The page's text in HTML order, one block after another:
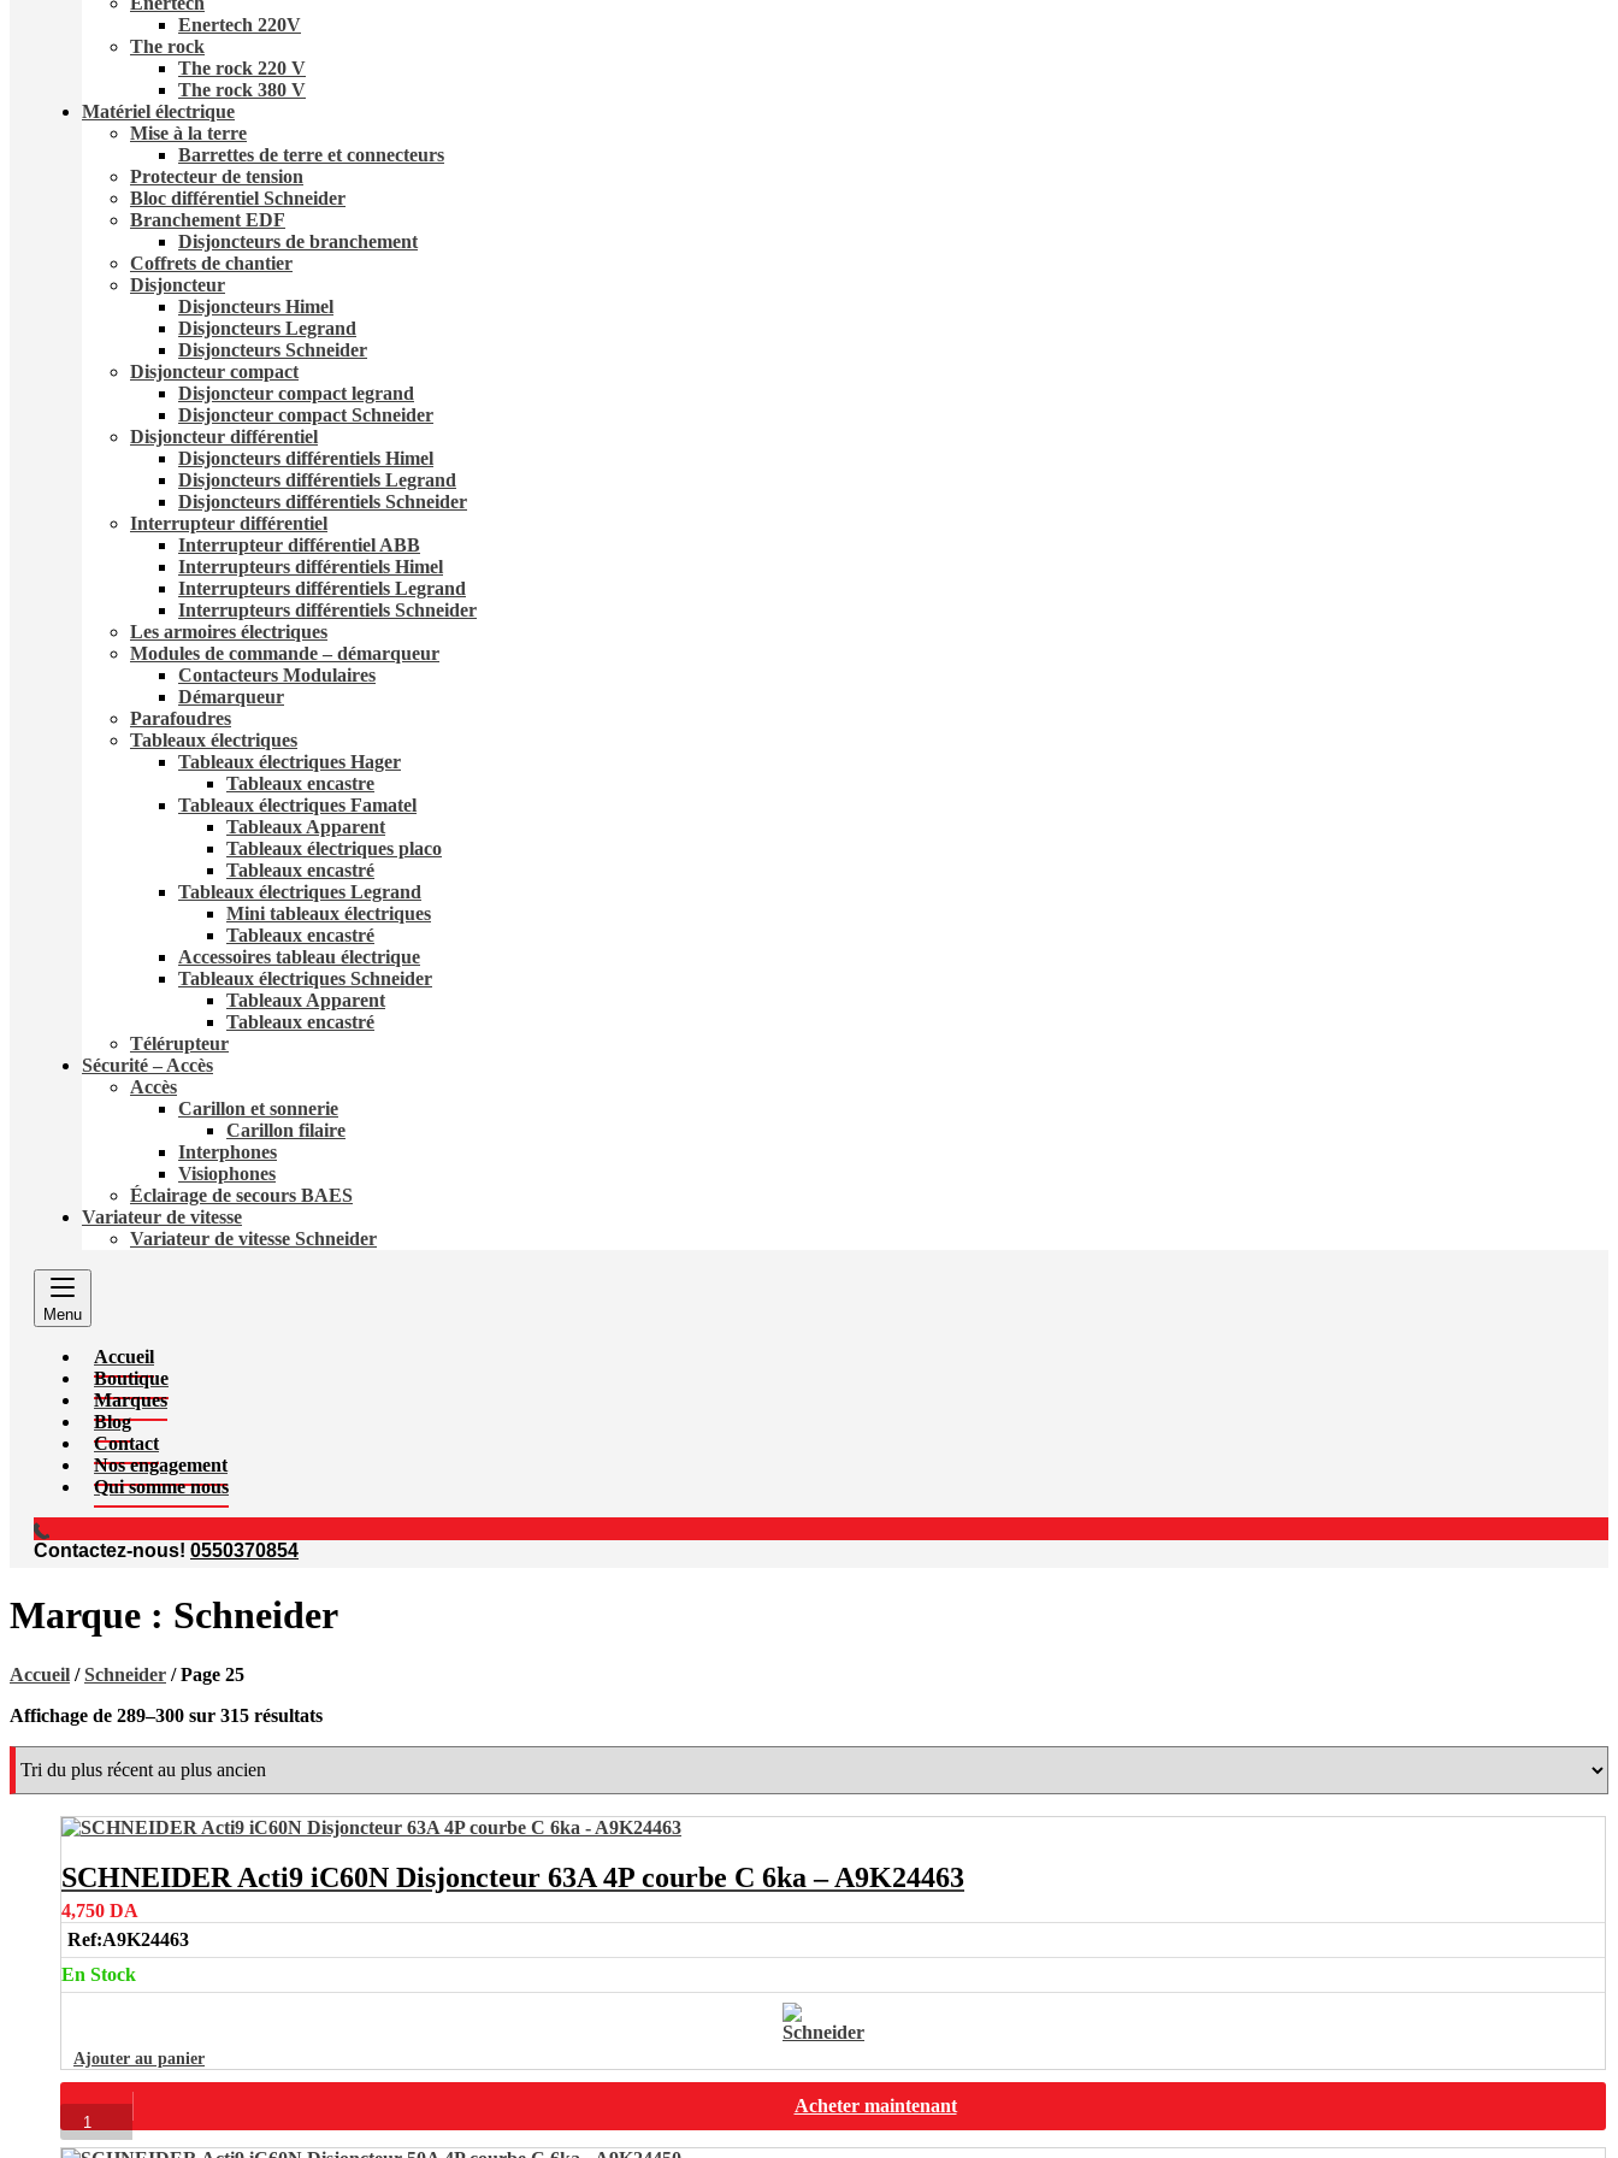
Enertech 220V
The rock
The rock 220 V
The rock 380 V
Matériel électrique
Mise à la terre
Barrettes de terre et connecteurs
Protecteur de tension
Bloc différentiel Schneider
Branchement EDF
Disjoncteurs de branchement
Coffrets de chantier
Disjoncteur
Disjoncteurs Himel
Disjoncteurs Legrand
Disjoncteurs Schneider
Disjoncteur compact
Disjoncteur compact legrand
Disjoncteur compact Schneider
Disjoncteur différentiel
Disjoncteurs différentiels Himel
Disjoncteurs différentiels Legrand
Disjoncteurs différentiels Schneider
Interrupteur différentiel
Interrupteur différentiel ABB
Interrupteurs différentiels Himel
Interrupteurs différentiels Legrand
Interrupteurs différentiels Schneider
Les armoires électriques
Modules de commande – démarqueur
Contacteurs Modulaires
Démarqueur
Parafoudres
Tableaux électriques
Tableaux électriques Hager
Tableaux encastre
Tableaux électriques Famatel
Tableaux Apparent
Tableaux électriques placo
Tableaux encastré
Tableaux électriques Legrand
Mini tableaux électriques
Tableaux encastré
Accessoires tableau électrique
Tableaux électriques Schneider
Tableaux Apparent
Tableaux encastré
Télérupteur
Sécurité – Accès
Accès
Carillon et sonnerie
Carillon filaire
Interphones
Visiophones
Éclairage de secours BAES
Variateur de vitesse
Variateur de vitesse Schneider
Menu
Accueil
Boutique
Marques
Blog
Contact
Nos engagement
Qui somme nous
Contactez-nous! 0550370854
Marque : Schneider
Accueil /Schneider / Page 25
Affichage de 289–300 sur 315 résultatsTrié
au
plus
ancien
SCHNEIDER Acti9 iC60N Disjoncteur 63A 4P courbe C 6ka – A9K24463
4,750 DA
Ref:A9K24463
En Stock
Ajouter au panier
quantité
de
Acheter maintenant